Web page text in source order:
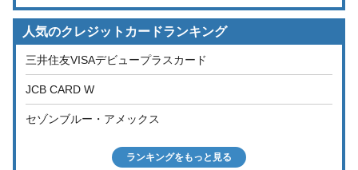
人気のクレジットカードランキング
三井住友VISAデビュープラスカード
JCB CARD W
セゾンブルー・アメックス
ランキングをもっと見る